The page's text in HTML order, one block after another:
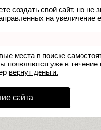
создать свой сайт, но не
на увеличение
места в поиске
появляются уже в
вернут деньги.
сайта